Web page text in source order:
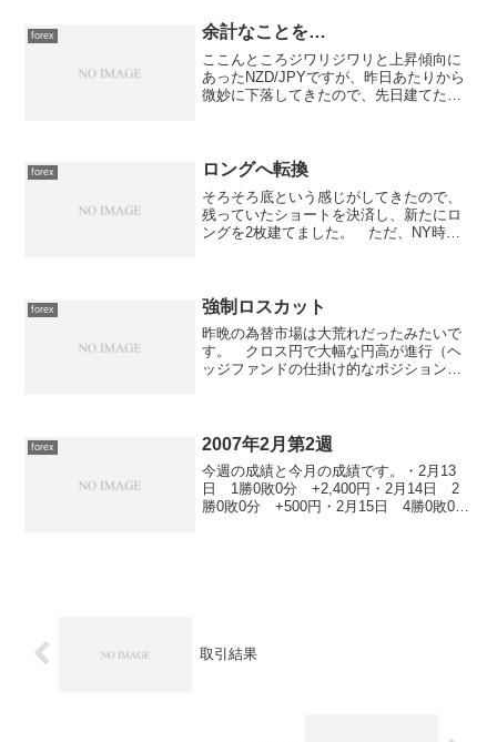
forex 余計なことを…
ここんところジワリジワリと上昇傾向に
あったNZD/JPYですが、昨日あたりから
微妙に下落してきたので、先日建てたシ
為替の評価に...
forex ロングへ転換
そろそろ底という感じがしてきたので、
残っていたショートを決済し、新たにロ
ングを2枚建てました。 ただ、NY時間
NZD/JPYショート1...
forex 強制ロスカット
昨晩の為替市場は大荒れだったみたいで
す。 クロス円で大幅な円高が進行（ヘ
ッジファンドの仕掛け的なポジションク
ことはないでしょう...
forex 2007年2月第2週
今週の成績と今月の成績です。・2月13
日 1勝0敗0分 +2,400円・2月14日 2
勝0敗0分 +500円・2月15日 4勝0敗0
取引結果